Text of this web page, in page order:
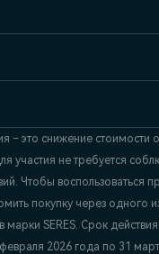
39-45
22-74
– это снижение стоимости
участия не требуется
Чтобы воспользоваться
покупку через одного
марки SERES. Срок
2026 года по 31